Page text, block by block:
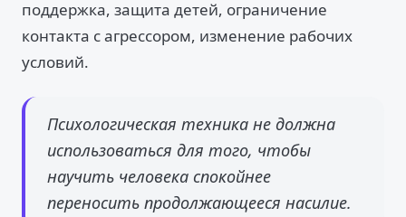
поддержка, защита детей, ограничение
контакта с агрессором, изменение рабочих
условий.
Психологическая техника не должна
использоваться для того, чтобы
научить человека спокойнее
переносить продолжающееся насилие.